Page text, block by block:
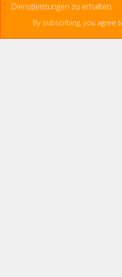
Dienstleistungen zu erhalten.
By subscribing, you agree